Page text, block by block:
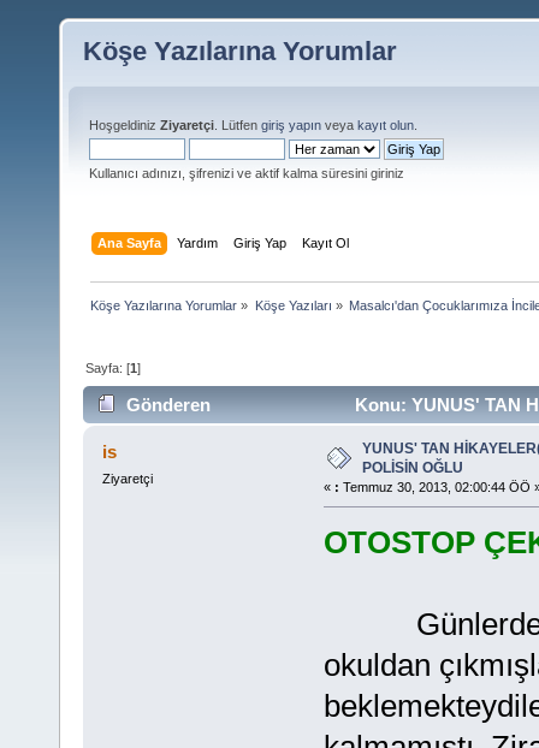
Köşe Yazılarına Yorumlar
Hoşgeldiniz Ziyaretçi . Lütfen giriş yapın veya kayıt olun
Kullanıcı adınızı, şifrenizi ve aktif kalma süresini giriniz
Ana Sayfa Yardım Giriş Yap Kayıt Ol
Köşe Yazılarına Yorumlar » Köşe Yazıları » Masalcı'dan Çocuklarımıza
Sayfa: [1]
Gönderen
Konu: YUNUS' TAN
sayısı 46653 defa)
is
Ziyaretçi
YUNUS' TAN
POLİSİN OĞLU
« : Temmuz 30, 2013, 02:00:44 ÖÖ
OTOSTOP
Günlerden
okuldan